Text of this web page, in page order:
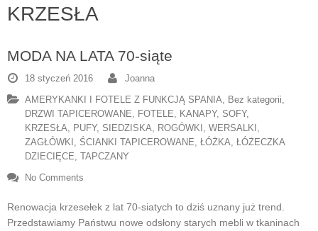
KRZESŁA
MODA NA LATA 70-siąte
18 styczeń 2016 Joanna
AMERYKANKI I FOTELE Z FUNKCJĄ SPANIA, Bez kategorii,
DRZWI TAPICEROWANE, FOTELE, KANAPY, SOFY,
KRZESŁA, PUFY, SIEDZISKA, ROGÓWKI, WERSALKI ,
ZAGŁÓWKI, ŚCIANKI TAPICEROWANE, ŁÓŻKA, ŁÓŻECZKA
DZIECIĘCE, TAPCZANY
No Comments
Renowacja krzesełek z lat 70-siatych to dziś uznany już trend.
Przedstawiamy Państwu nowe odsłony starych mebli w tkaninach